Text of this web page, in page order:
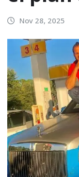
Nov 28, 2025